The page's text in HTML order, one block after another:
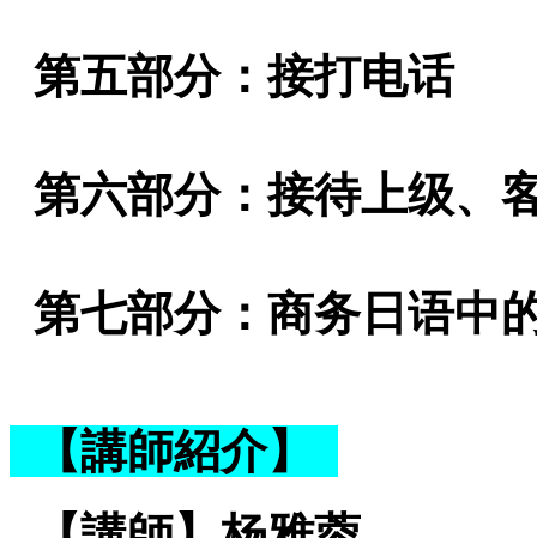
第五部分：接打电话
第六部分：接待上级、
第七部分：商务日语中
【講師紹介】